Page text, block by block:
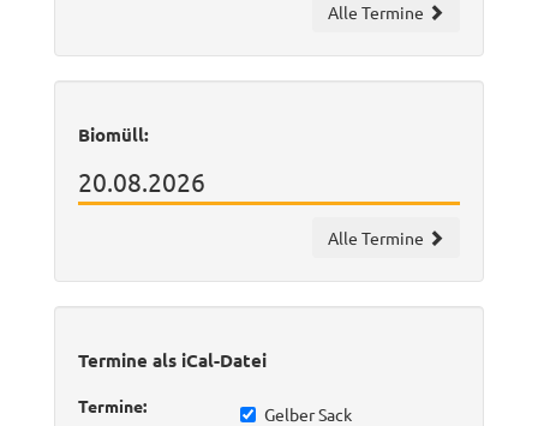
Alle Termine
Biomüll:
20.08.2026
Alle Termine
Termine als iCal-Datei
Termine:
Gelber Sack